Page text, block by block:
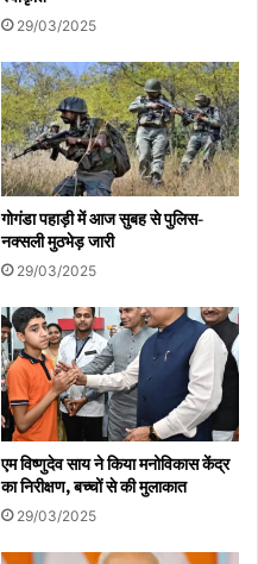
29/03/2025
गोगंडा पहाड़ी में आज सुबह से पुलिस-
नक्सली मुठभेड़ जारी
29/03/2025
एम विष्णुदेव साय ने किया मनोविकास केंद्र
का निरीक्षण, बच्चों से की मुलाकात
29/03/2025